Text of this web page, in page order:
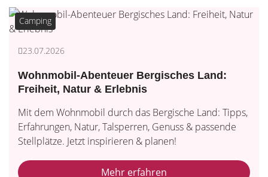
Camping
23.07.2026
Wohnmobil-Abenteuer Bergisches Land:
Freiheit, Natur & Erlebnis
Mit dem Wohnmobil durch das Bergische Land: Tipps,
Erfahrungen, Natur, Talsperren, Genuss & passende
Stellplätze. Jetzt inspirieren & planen!
Mehr erfahren